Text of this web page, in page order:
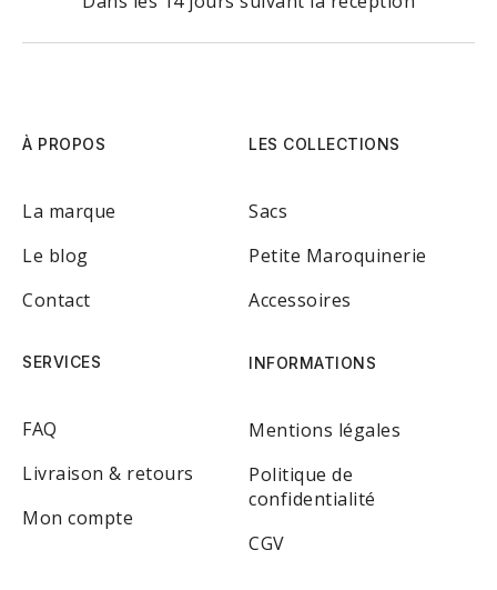
À PROPOS
La marque
Le blog
Contact
LES COLLECTIONS
Sacs
Petite Maroquinerie
Accessoires
SERVICES
FAQ
Livraison & retours
Mon compte
INFORMATIONS
Mentions légales
Politique de
confidentialité
CGV